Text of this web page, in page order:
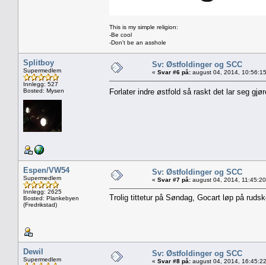
This is my simple religion:
-Be cool
-Don't be an asshole
Splitboy
Supermedlem
Innlegg: 527
Bosted: Mysen
Sv: Østfoldinger og SCC
« Svar #6 på: august 04, 2014,
Forlater indre østfold så raskt det lar seg
Espen/VW54
Supermedlem
Innlegg: 2625
Bosted: Plankebyen
(Fredrikstad)
Sv: Østfoldinger og SCC
« Svar #7 på: august 04, 2014,
Trolig tittetur på Søndag, Gocart løp på
Dewil
Supermedlem
Sv: Østfoldinger og SCC
« Svar #8 på: august 04, 2014,